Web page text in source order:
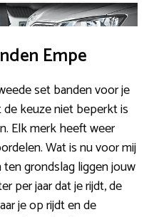
Empe
set banden voor je
keuze niet beperkt is
Elk merk heeft weer
Wat is nu voor mij
grondslag liggen jouw
per jaar dat je rijdt, de
je op rijdt en de